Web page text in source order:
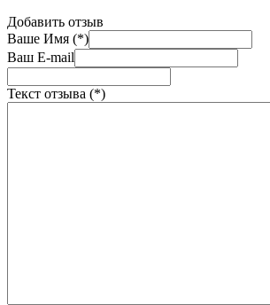
Добавить отзыв
Ваше Имя (*)
Ваш E-mail
Текст отзыва (*)